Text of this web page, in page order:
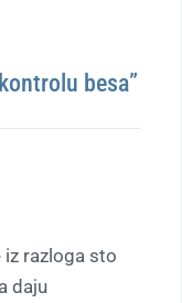
besa”
iz razloga sto
daju